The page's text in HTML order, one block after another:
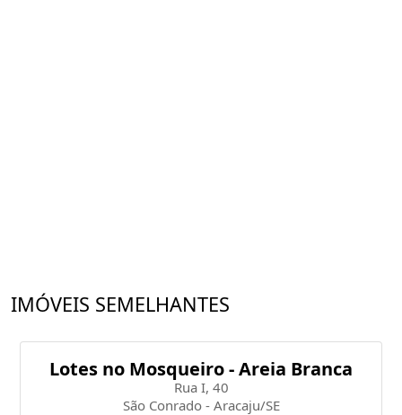
IMÓVEIS SEMELHANTES
Lotes no Mosqueiro - Areia Branca
Rua I, 40
São Conrado - Aracaju/SE